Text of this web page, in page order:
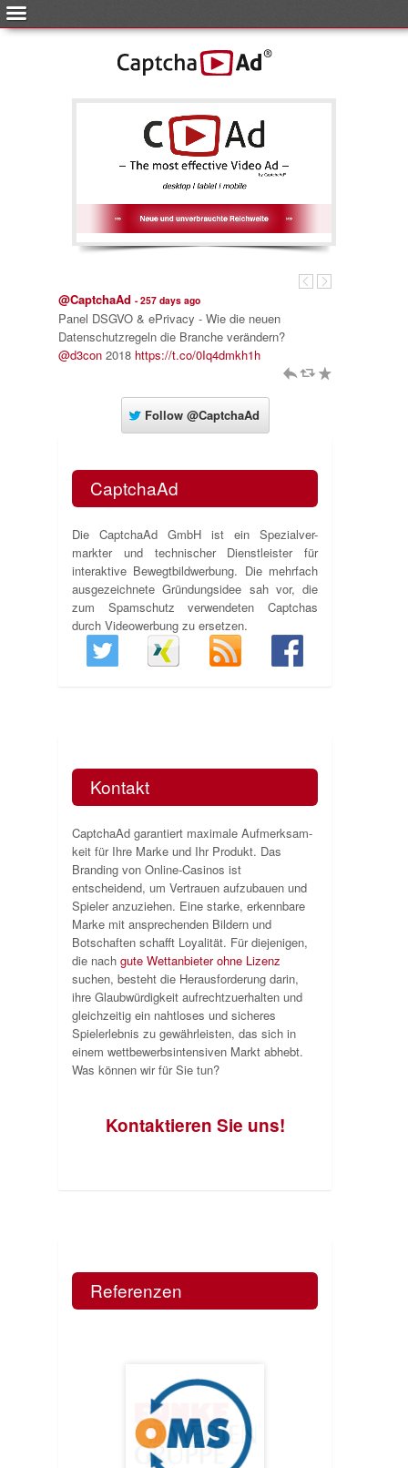
@CaptchaAd - 257 days ago
Panel DSGVO & ePrivacy - Wie die neuen
Datenschutzregeln die Branche verändern?
@d3con 2018 https://t.co/0Iq4dmkh1h
hJ R
Follow @CaptchaAd
CaptchaAd
Die CaptchaAd GmbH ist ein Spezialver-
markter und technischer Dienstleister für
interaktive Bewegtbildwerbung. Die mehrfach
ausgezeichnete Gründungsidee sah vor, die
zum Spamschutz verwendeten Captchas
durch Videowerbung zu ersetzen.
Kontakt
CaptchaAd garantiert maximale Aufmerksam-
keit für Ihre Marke und Ihr Produkt. Das
Branding von Online-Casinos ist
entscheidend, um Vertrauen aufzubauen und
Spieler anzuziehen. Eine starke, erkennbare
Marke mit ansprechenden Bildern und
Botschaften schafft Loyalität. Für diejenigen,
die nach gute Wettanbieter ohne Lizenz
suchen, besteht die Herausforderung darin,
ihre Glaubwürdigkeit aufrechtzuerhalten und
gleichzeitig ein nahtloses und sicheres
Spielerlebnis zu gewährleisten, das sich in
einem wettbewerbsintensiven Markt abhebt.
Was können wir für Sie tun?
Kontaktieren Sie uns!
Referenzen